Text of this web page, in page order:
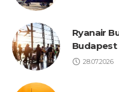
Ryanair
Budapest
28.07.2026